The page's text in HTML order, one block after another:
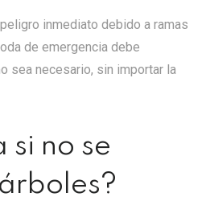
inmediato debido a ramas
de emergencia debe
sea necesario, sin importar la
si no se